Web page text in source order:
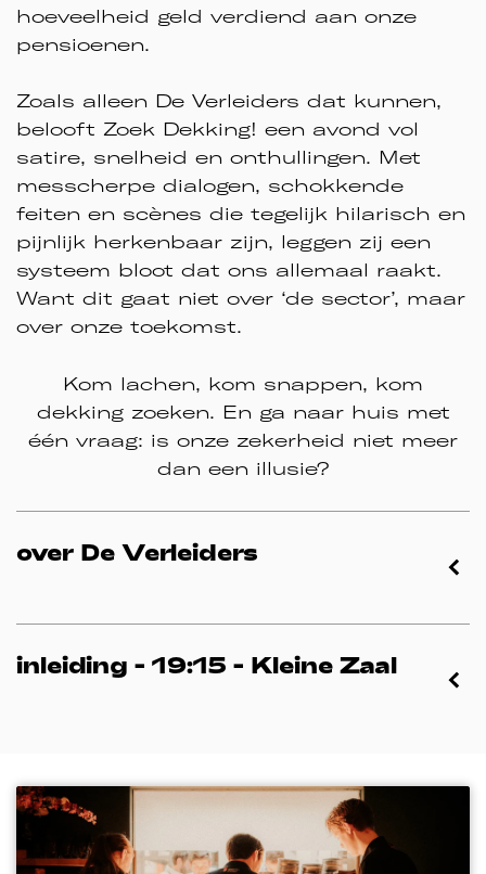
hoeveelheid geld verdiend aan onze
pensioenen.
Zoals alleen De Verleiders dat kunnen,
belooft Zoek Dekking! een avond vol
satire, snelheid en onthullingen. Met
messcherpe dialogen, schokkende
feiten en scènes die tegelijk hilarisch en
pijnlijk herkenbaar zijn, leggen zij een
systeem bloot dat ons allemaal raakt.
Want dit gaat niet over ‘de sector’, maar
over onze toekomst.
Kom lachen, kom snappen, kom
dekking zoeken. En ga naar huis met
één vraag: is onze zekerheid niet meer
dan een illusie?
over De Verleiders
inleiding - 19:15 - Kleine Zaal